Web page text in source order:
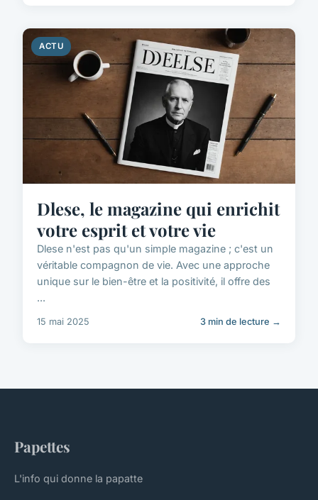
ACTU
Dlese, le magazine qui enrichit
votre esprit et votre vie
Dlese n'est pas qu'un simple magazine ; c'est un
véritable compagnon de vie. Avec une approche
unique sur le bien-être et la positivité, il offre des
...
15 mai 2025 3 min de lecture →
Papettes
L'info qui donne la papatte